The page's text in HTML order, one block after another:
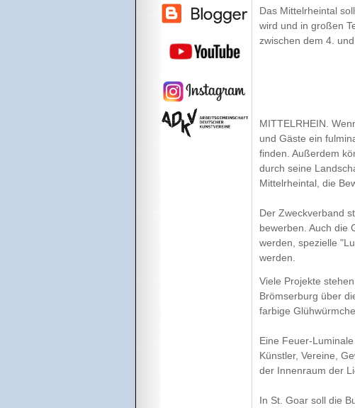
Das Mittelrheintal
wird und in großen
zwischen dem 4.
MITTELRHEIN.
und Gäste ein
finden. Außerdem
durch seine
Mittelrheintal, die
Der Zweckverband
bewerben. Auch die
werden, spezielle
werden.
Viele Projekte
Brömserburg über
farbige
Eine Feuer-
Künstler, Vereine,
der Innenraum der
In St. Goar soll die